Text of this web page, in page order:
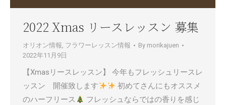
2022 Xmas リースレッスン 募集
オリオン情報, フラワーレッスン情報 By morikajuen
2022年11月9日
【Xmasリースレッスン】 今年もフレッシュリースレ
ッスン 開催致します
初めてさんにもオススメ
のハーフリース
フレッシュならではの香りを感じ